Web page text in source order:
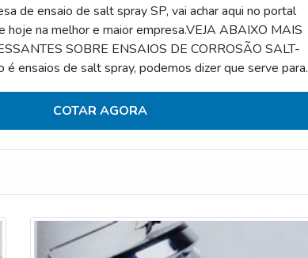
de ensaio de salt spray SP, vai achar aqui no portal
hoje na melhor e maior empresa.VEJA ABAIXO MAIS
SOBRE ENSAIOS DE CORROSÃO SALT-
é ensaios de salt spray, podemos dizer que serve para
do componente em análise em relação à corrosão.Esse
por seus diferenciais que con
COTAR AGORA